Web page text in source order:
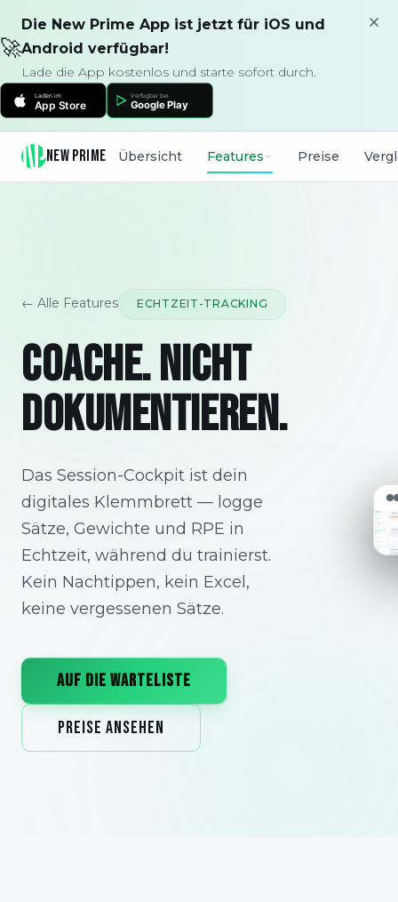
🚀
Die New Prime App ist jetzt für iOS und
Android verfügbar!
Lade die App kostenlos und starte sofort durch.
NEW PRIME Übersicht Features Preise
← Alle Features ECHTZEIT-TRACKING
COACHE. NICHT
DOKUMENTIEREN.
Das Session-Cockpit ist dein
digitales Klemmbrett — logge
Sätze, Gewichte und RPE in
Echtzeit, während du trainierst.
Kein Nachtippen, kein Excel,
keine vergessenen Sätze.
AUF DIE WARTELISTE
PREISE ANSEHEN